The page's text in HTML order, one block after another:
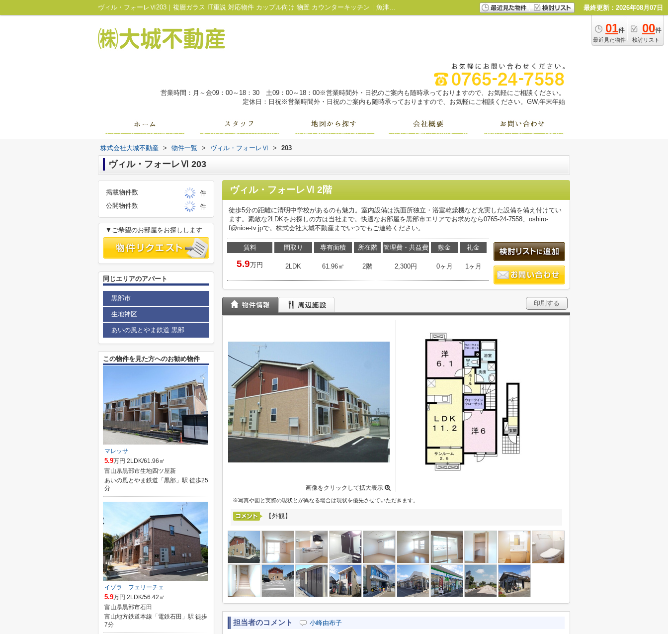
ヴィル・フォーレⅥ203｜複層ガラス IT重説 対応物件 カップル向け 物置 カウンターキッチン｜魚津市・黒部市の不動産は株式会社大城不動産にお任せ！ 最終更新：2026年08月07日
01件
最近見た物件
00件
検討リスト
営業時間：月～金09：00～18：30 土09：00～18：00※営業時間外・日祝のご案内も随時承っておりますので、お気軽にご相談ください。
定休日：日祝※営業時間外・日祝のご案内も随時承っておりますので、お気軽にご相談ください。GW,年末年始
株式会社大城不動産 > 物件一覧 > ヴィル・フォーレⅥ > 203
ヴィル・フォーレⅥ 203
ヴィル・フォーレⅥ 2階
徒歩5分の距離に清明中学校があるのも魅力。室内設備は洗面所独立・浴室乾燥機など充実した設備を備え付けてい
ます。素敵な2LDKをお探しの方は当社まで。快適なお部屋を黒部市エリアでお求めなら0765-24-7558、oshiro-
f@nice-tv.jpで。株式会社大城不動産までいつでもご連絡ください。
賃料
5.9万円
間取り
2LDK
専有面積
61.96㎡
所在階
2階
管理費・共益費
2,300円
敷金
0ヶ月
礼金
1ヶ月
印刷する
画像をクリックして拡大表示
※写真や図と実際の現状とが異なる場合は現状を優先させていただきます。
【外観】
担当者のコメント 小峰由布子
掲載物件数
件
公開物件数
件
▼ご希望のお部屋をお探しします
同じエリアのアパート
黒部市
生地神区
あいの風とやま鉄道 黒部
この物件を見た方へのお勧め物件
マレッサ
5.9万円 2LDK/61.96㎡
富山県黒部市生地四ツ屋新
あいの風とやま鉄道「黒部」駅 徒歩25
分
イゾラ フェリーチェ
5.9万円 2LDK/56.42㎡
富山県黒部市石田
富山地方鉄道本線「電鉄石田」駅 徒歩
7分